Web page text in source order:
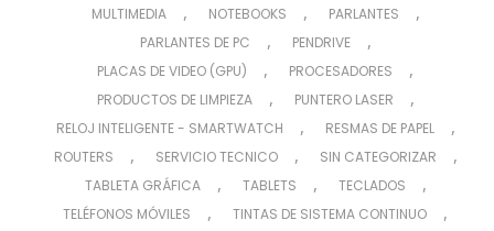
MULTIMEDIA , NOTEBOOKS , PARLANTES ,
PARLANTES DE PC , PENDRIVE ,
PLACAS DE VIDEO (GPU) , PROCESADORES ,
PRODUCTOS DE LIMPIEZA , PUNTERO LASER ,
RELOJ INTELIGENTE - SMARTWATCH , RESMAS DE PAPEL ,
ROUTERS , SERVICIO TECNICO , SIN CATEGORIZAR ,
TABLETA GRÁFICA , TABLETS , TECLADOS ,
TELÉFONOS MÓVILES , TINTAS DE SISTEMA CONTINUO ,